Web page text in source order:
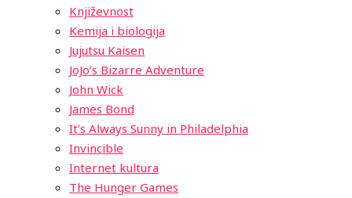
Književnost
Kemija i biologija
Jujutsu Kaisen
JoJo’s Bizarre Adventure
John Wick
James Bond
It’s Always Sunny in Philadelphia
Invincible
Internet kultura
The Hunger Games